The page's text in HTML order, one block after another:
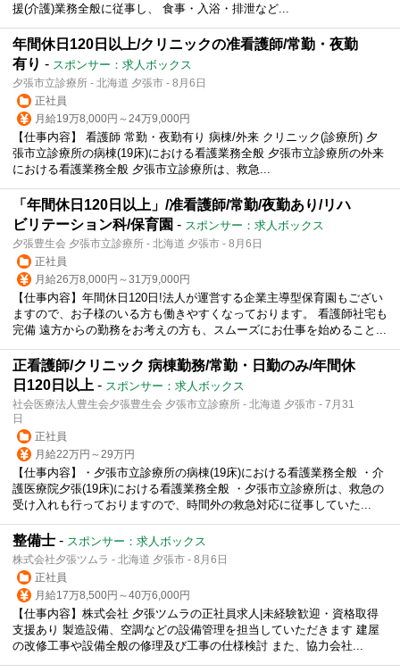
援(介護)業務全般に従事し、 食事・入浴・排泄など...
年間休日120日以上/クリニックの准看護師/常勤・夜勤
有り - スポンサー：求人ボックス
夕張市立診療所 - 北海道 夕張市 - 8月6日
正社員
月給19万8,000円～24万9,000円
【仕事内容】 看護師 常勤・夜勤有り 病棟/外来 クリニック(診療所) 夕
張市立診療所の病棟(19床)における看護業務全般 夕張市立診療所の外来
における看護業務全般 夕張市立診療所は、救急...
「年間休日120日以上」/准看護師/常勤/夜勤あり/リハ
ビリテーション科/保育園 - スポンサー：求人ボックス
夕張豊生会 夕張市立診療所 - 北海道 夕張市 - 8月6日
正社員
月給26万8,000円～31万9,000円
【仕事内容】年間休日120日!法人が運営する企業主導型保育園もござい
ますので、お子様のいる方も働きやすくなっております。 看護師社宅も
完備 遠方からの勤務をお考えの方も、スムーズにお仕事を始めること...
正看護師/クリニック 病棟勤務/常勤・日勤のみ/年間休
日120日以上 - スポンサー：求人ボックス
社会医療法人豊生会夕張豊生会 夕張市立診療所 - 北海道 夕張市 - 7月31
日
正社員
月給22万円～29万円
【仕事内容】・夕張市立診療所の病棟(19床)における看護業務全般 ・介
護医療院夕張(19床)における看護業務全般 ・夕張市立診療所は、救急の
受け入れも行っておりますので、時間外の救急対応に従事していた...
整備士 - スポンサー：求人ボックス
株式会社夕張ツムラ - 北海道 夕張市 - 8月6日
正社員
月給17万8,500円～40万6,000円
【仕事内容】株式会社 夕張ツムラの正社員求人|未経験歓迎・資格取得
支援あり 製造設備、空調などの設備管理を担当していただきます 建屋
の改修工事や設備全般の修理及び工事の仕様検討 また、協力会社...